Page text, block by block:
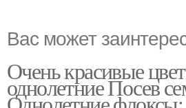
Вас может
Очень красивые
однолетние Посев